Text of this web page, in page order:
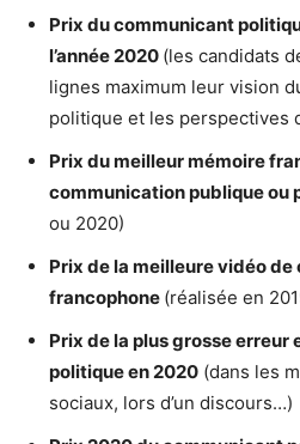
Prix du communicant
l’année 2020 (les candidats
lignes maximum leur vision
politique et les perspectives
Prix du meilleur mémoire
communication publique ou
ou 2020)
Prix de la meilleure vidéo
francophone (réalisée en
Prix de la plus grosse erreur
politique en 2020 (dans les
sociaux, lors d’un discours…)